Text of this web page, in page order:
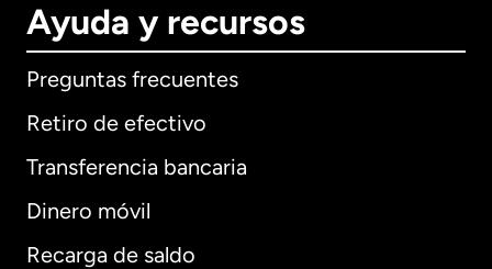
Ayuda y recursos
Preguntas frecuentes
Retiro de efectivo
Transferencia bancaria
Dinero móvil
Recarga de saldo